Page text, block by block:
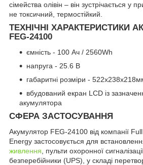
сімейства олівін – він зустрічається у
не токсичний, термостійкий.
ТЕХНІЧНІ ХАРАКТЕРИСТИКИ
FEG-24100
ємність - 100 Aч / 2560Wh
напруга - 25.6 В
габаритні розміри -
вбудований екран LCD із
акумулятора
СФЕРА ЗАСТОСУВАННЯ
Акумулятор FEG-24100 від компанії Full
Energy застосовується для
живлення , пульти охоронної
безперебійники (UPS), у складі